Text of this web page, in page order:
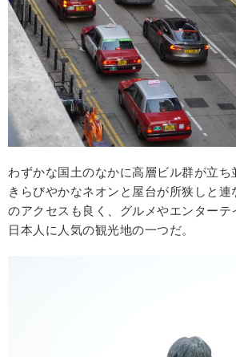
わずかな国土のなかに高層ビル群が立ち
きらびやかなネオンと屋台が所狭しと連
のアクセスも良く、グルメやエンターテ
日本人に人気の観光地の一つだ。